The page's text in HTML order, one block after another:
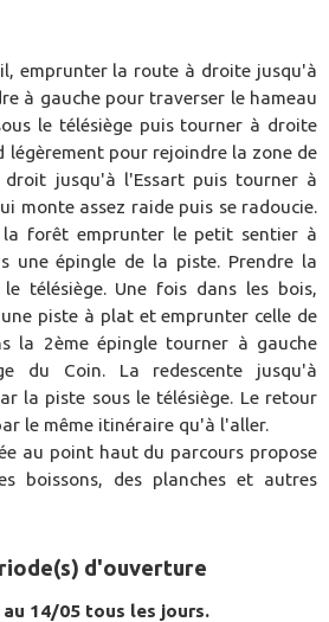
emprunter la route à droite jusqu'à
à gauche pour traverser le hameau
le télésiège puis tourner à droite
légèrement pour rejoindre la zone de
jusqu'à l'Essart puis tourner à
monte assez raide puis se radoucie.
forêt emprunter le petit sentier à
une épingle de la piste. Prendre la
télésiège. Une fois dans les bois,
piste à plat et emprunter celle de
la 2ème épingle tourner à gauche
du Coin. La redescente jusqu'à
la piste sous le télésiège. Le retour
le même itinéraire qu'à l'aller.
au point haut du parcours propose
boissons, des planches et autres
d'ouverture
au 14/05 tous les jours.